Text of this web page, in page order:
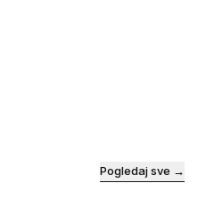
Pogledaj sve →